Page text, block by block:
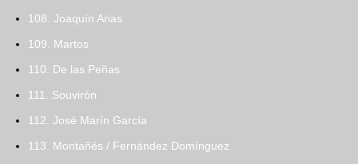
108. Joaquín Arias
109. Martos
110. De las Peñas
111. Souvirón
112. José Marín García
113. Montañés / Fernández Domínguez